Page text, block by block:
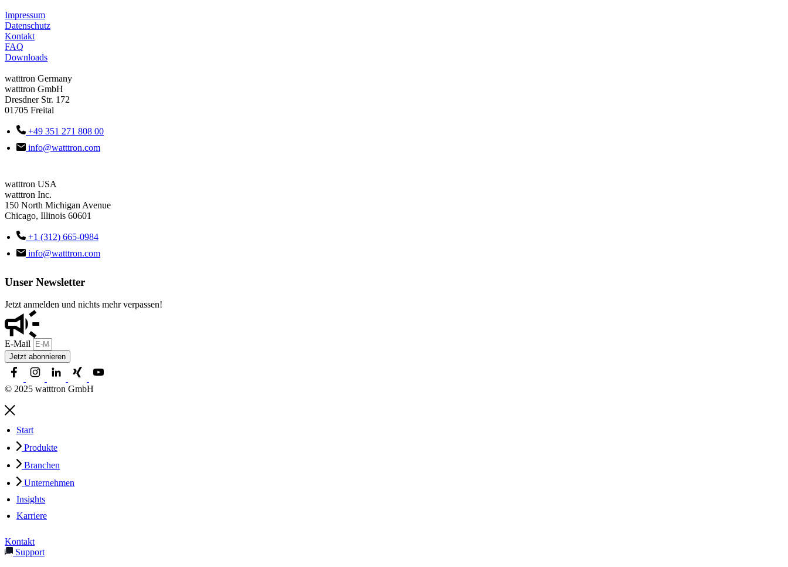
Impressum
Datenschutz
Kontakt
FAQ
Downloads
watttron Germany
watttron GmbH
Dresdner Str. 172
01705 Freital
+49 351 271 808 00
info@watttron.com
watttron USA
watttron Inc.
150 North Michigan Avenue
Chicago, Illinois 60601
+1 (312) 665-0984
info@watttron.com
Unser Newsletter
Jetzt anmelden und nichts mehr verpassen!
E-Mail
Jetzt abonnieren
© 2025 watttron GmbH
Start
Produkte
Branchen
Unternehmen
Insights
Karriere
Kontakt
Support